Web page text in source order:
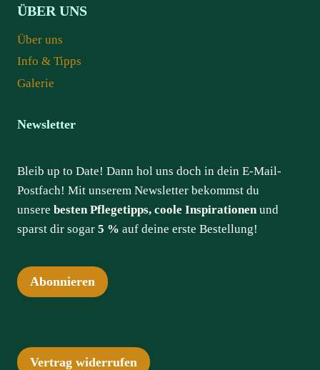
ÜBER UNS
Über uns
Info & Tipps
Galerie
Newsletter
Bleib up to Date! Dann hol uns doch in dein E-Mail-
Postfach! Mit unserem Newsletter bekommst du
unsere besten Pflegetipps, coole Inspirationenund
sparst dir sogar 5 % auf deine erste Bestellung!
Abonnieren
Vertrag widerrufen